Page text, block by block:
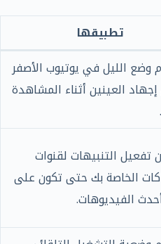
تطبيقها
وضع الليل في يوتيوب الأصفر
إجهاد العينين أثناء المشاهدة
تفعيل التنبيهات لقنوات
الخاصة بك حتى تكون على
الفيديوهات.